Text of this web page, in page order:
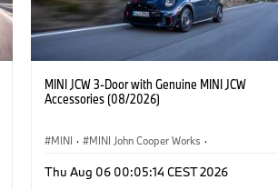
MINI JCW 3-Door with Genuine MINI JCW
Accessories (08/2026)
MINI · MINI John Cooper Works ·
Optional Extras, Accessories
Thu Aug 06 00:05:14 CEST 2026